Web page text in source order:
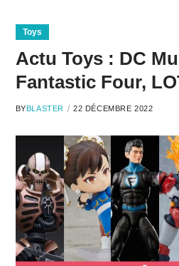
Toys
Actu Toys : DC
Fantastic Four,
BY BLASTER 22 DÉCEMBRE 2022